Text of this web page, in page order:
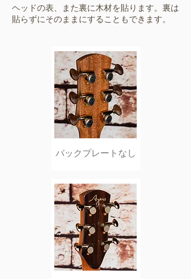
ヘッドの表、また裏に木材を貼ります。裏は
貼らずにそのままにすることもできます。
バックプレートなし